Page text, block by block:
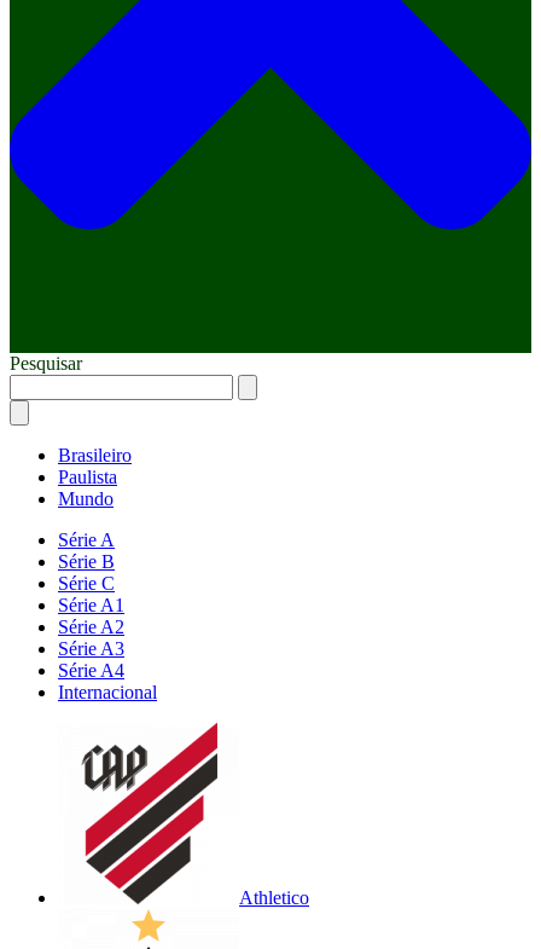
Pesquisar
Brasileiro
Paulista
Mundo
Série A
Série B
Série C
Série A1
Série A2
Série A3
Série A4
Internacional
Athletico